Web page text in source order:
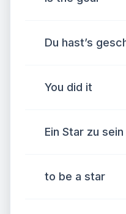
Du hast’s
You did it
Ein Star zu sein
to be a star